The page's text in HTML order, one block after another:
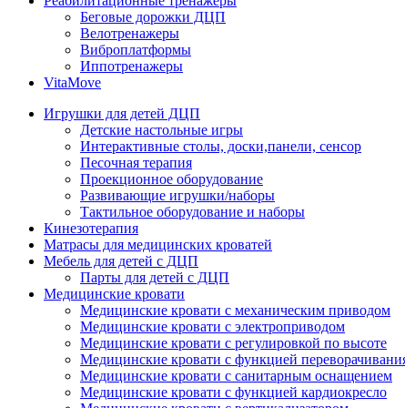
Беговые дорожки ДЦП
Велотренажеры
Виброплатформы
Иппотренажеры
VitaMove
Игрушки для детей ДЦП
Детские настольные игры
Интерактивные столы, доски,панели, сенсор
Песочная терапия
Проекционное оборудование
Развивающие игрушки/наборы
Тактильное оборудование и наборы
Кинезотерапия
Матрасы для медицинских кроватей
Мебель для детей с ДЦП
Парты для детей с ДЦП
Медицинские кровати
Медицинские кровати с механическим приводом
Медицинские кровати с электроприводом
Медицинские кровати с регулировкой по высоте
Медицинские кровати с функцией
Медицинские кровати с санитарным оснащением
Медицинские кровати с функцией кардиокресло